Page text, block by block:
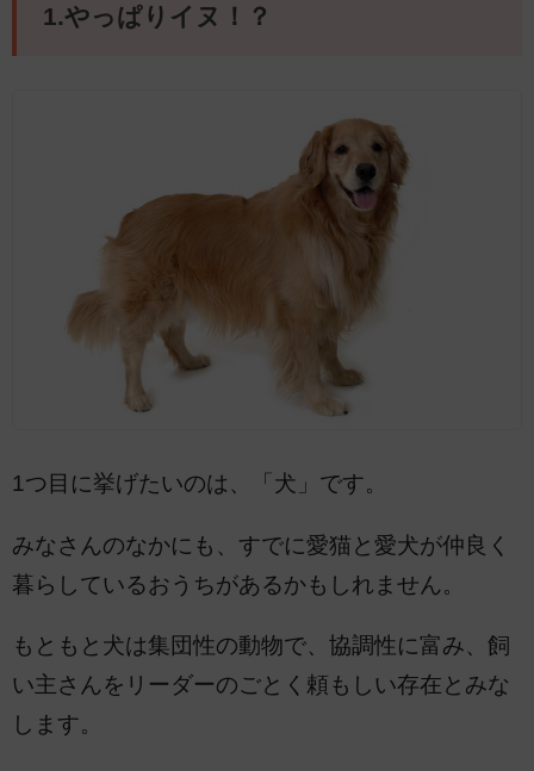
1.やっぱりイヌ！？
1つ目に挙げたいのは、「犬」です。
みなさんのなかにも、すでに愛猫と愛犬が仲良く
暮らしているおうちがあるかもしれません。
もともと犬は集団性の動物で、協調性に富み、飼
い主さんをリーダーのごとく頼もしい存在とみな
します。